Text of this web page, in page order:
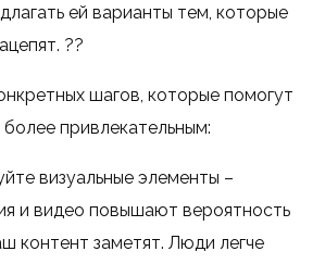
ей варианты тем, которые
??
шагов, которые помогут
привлекательным:
визуальные элементы –
и видео повышают вероятность
контент заметят. Люди легче